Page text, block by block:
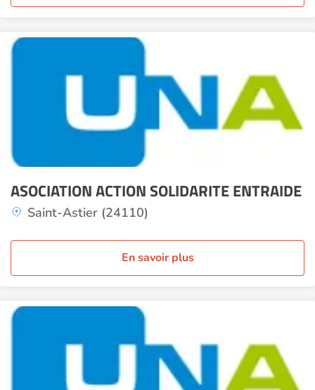
ASOCIATION ACTION SOLIDARITE ENTRAIDE
Saint-Astier (24110)
En savoir plus